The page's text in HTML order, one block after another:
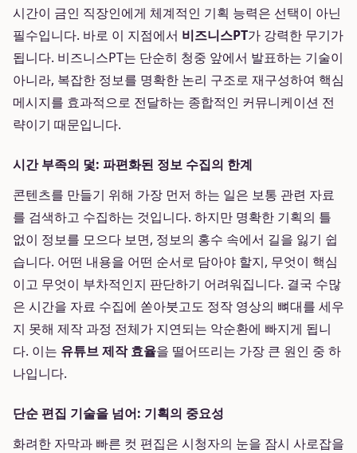
시간이 금인 직장인에게 체계적인 기획 능력은 선택이 아닌
필수입니다. 바로 이 지점에서 비즈니스PT가 강력한 무기가
됩니다. 비즈니스PT는 단순히 청중 앞에서 발표하는 기술이
아니라, 복잡한 정보를 명확한 논리 구조로 재구성하여 핵심
메시지를 효과적으로 전달하는 종합적인 커뮤니케이션 전
략이기 때문입니다.
시간 부족의 덫: 파편화된 정보 수집의 한계
콘텐츠를 만들기 위해 가장 먼저 하는 일은 보통 관련 자료
를 검색하고 수집하는 것입니다. 하지만 명확한 기획의 틀
없이 정보를 모으다 보면, 정보의 홍수 속에서 길을 잃기 쉽
습니다. 어떤 내용을 어떤 순서로 담아야 할지, 무엇이 핵심
이고 무엇이 부차적인지 판단하기 어려워집니다. 결국 수많
은 시간을 자료 수집에 쏟아붓고도 정작 영상의 뼈대를 세우
지 못해 제작 과정 전체가 지연되는 악순환에 빠지게 됩니
다. 이는 유튜브 제작 효율을 떨어뜨리는 가장 큰 원인 중 하
나입니다.
단순 편집 기술을 넘어: 기획의 중요성
화려한 자막과 빠른 컷 편집은 시청자의 눈을 잠시 사로잡을